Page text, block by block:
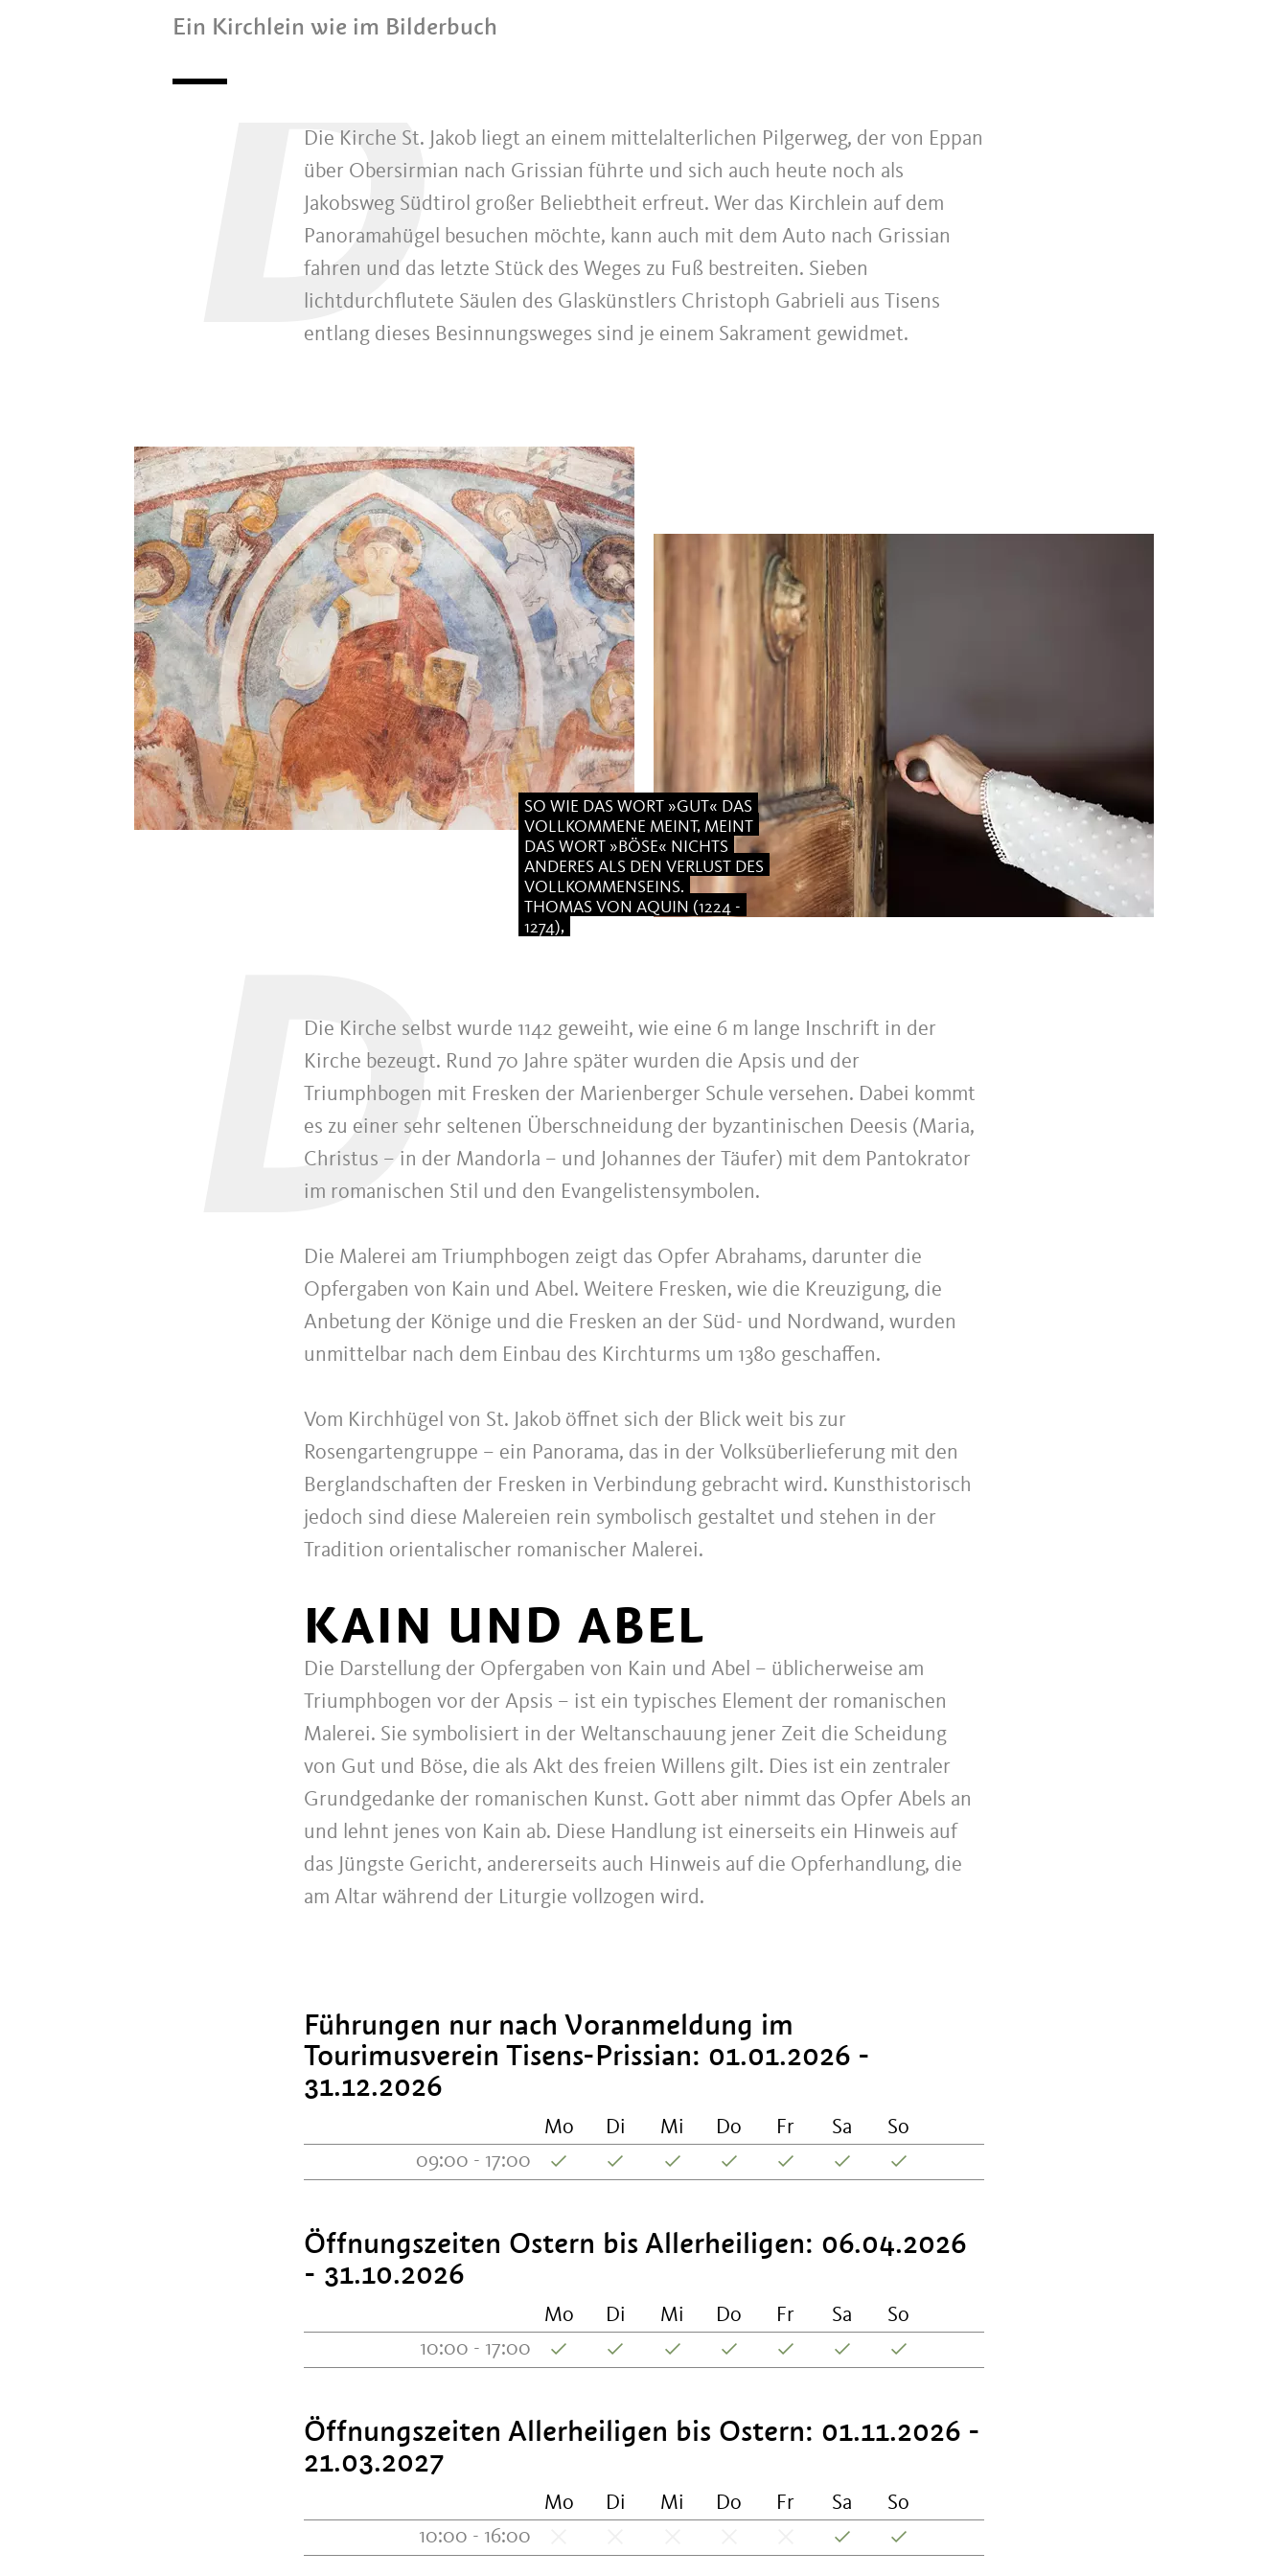
Ein Kirchlein wie im Bilderbuch
D
Die Kirche St. Jakob liegt an einem mittelalterlichen Pilgerweg, der von Eppan
über Obersirmian nach Grissian führte und sich auch heute noch als
Jakobsweg Südtirol großer Beliebtheit erfreut. Wer das Kirchlein auf dem
Panoramahügel besuchen möchte, kann auch mit dem Auto nach Grissian
fahren und das letzte Stück des Weges zu Fuß bestreiten. Sieben
lichtdurchflutete Säulen des Glaskünstlers Christoph Gabrieli aus Tisens
entlang dieses Besinnungsweges sind je einem Sakrament gewidmet.
SO WIE DAS WORT »GUT« DAS
VOLLKOMMENE MEINT, MEINT
DAS WORT »BÖSE« NICHTS
ANDERES ALS DEN VERLUST DES
VOLLKOMMENSEINS.
THOMAS VON AQUIN (1224 -
1274),
D
Die Kirche selbst wurde 1142 geweiht, wie eine 6 m lange Inschrift in der
Kirche bezeugt. Rund 70 Jahre später wurden die Apsis und der
Triumphbogen mit Fresken der Marienberger Schule versehen. Dabei kommt
es zu einer sehr seltenen Überschneidung der byzantinischen Deesis (Maria,
Christus – in der Mandorla – und Johannes der Täufer) mit dem Pantokrator
im romanischen Stil und den Evangelistensymbolen.
Die Malerei am Triumphbogen zeigt das Opfer Abrahams, darunter die
Opfergaben von Kain und Abel. Weitere Fresken, wie die Kreuzigung, die
Anbetung der Könige und die Fresken an der Süd- und Nordwand, wurden
unmittelbar nach dem Einbau des Kirchturms um 1380 geschaffen.
Vom Kirchhügel von St. Jakob öffnet sich der Blick weit bis zur
Rosengartengruppe – ein Panorama, das in der Volksüberlieferung mit den
Berglandschaften der Fresken in Verbindung gebracht wird. Kunsthistorisch
jedoch sind diese Malereien rein symbolisch gestaltet und stehen in der
Tradition orientalischer romanischer Malerei.
KAIN UND ABEL
Die Darstellung der Opfergaben von Kain und Abel – üblicherweise am
Triumphbogen vor der Apsis – ist ein typisches Element der romanischen
Malerei. Sie symbolisiert in der Weltanschauung jener Zeit die Scheidung
von Gut und Böse, die als Akt des freien Willens gilt. Dies ist ein zentraler
Grundgedanke der romanischen Kunst. Gott aber nimmt das Opfer Abels an
und lehnt jenes von Kain ab. Diese Handlung ist einerseits ein Hinweis auf
das Jüngste Gericht, andererseits auch Hinweis auf die Opferhandlung, die
am Altar während der Liturgie vollzogen wird.
Führungen nur nach Voranmeldung im
Tourimusverein Tisens-Prissian: 01.01.2026 -
31.12.2026
Mo Di Mi Do Fr Sa
So
09:00 - 17:00
Öffnungszeiten Ostern bis Allerheiligen: 06.04.2026
- 31.10.2026
Mo Di Mi Do Fr Sa
So
10:00 - 17:00
Öffnungszeiten Allerheiligen bis Ostern: 01.11.2026 -
21.03.2027
Mo Di Mi Do Fr Sa
So
10:00 - 16:00